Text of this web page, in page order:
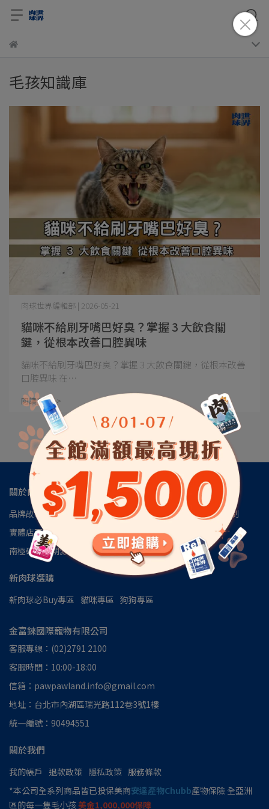
毛孩知識庫
貓咪不給刷牙嘴巴好臭？掌握 3 大飲食關
鍵，從根本改善口腔異味
肉球世界編輯部 | 2026-05-21
貓咪不給刷牙嘴巴好臭？掌握 3 大飲食關鍵，從根本改善
口腔異味 在⋯
閱讀更多 ->
關於肉球
品牌故事 肉球會員專區 肉球世界官方LINE 肉球世界訂閱制
實體店面 安心檢驗報告 認識磷蝦油
南極磷蝦油朔源│南極洲48區 見證推薦
新肉球選購
新肉球必Buy專區 貓咪專區 狗狗專區
金富錸國際寵物有限公司
客服專線：(02)2791 2100
客服時間：10:00-18:00
信箱：pawpawland.info@gmail.com
地址：台北市內湖區瑞光路112巷3號1樓
統一編號：90494551
關於我們
我的帳戶 退款政策 隱私政策 服務條款
*本公司全系列商品皆已投保美商安達產物Chubb產物保險 全亞洲
區的每一隻毛小孩美金1,000,000保障